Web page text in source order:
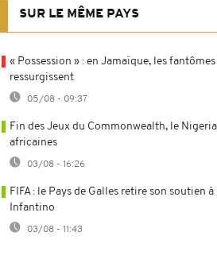
SUR LE MÊME PAYS
« Possession » : en Jamaïque, les
ressurgissent
05/08 - 09:37
Fin des Jeux du Commonwealth, le
africaines
03/08 - 16:26
FIFA : le Pays de Galles retire son soutien
Infantino
03/08 - 11:43